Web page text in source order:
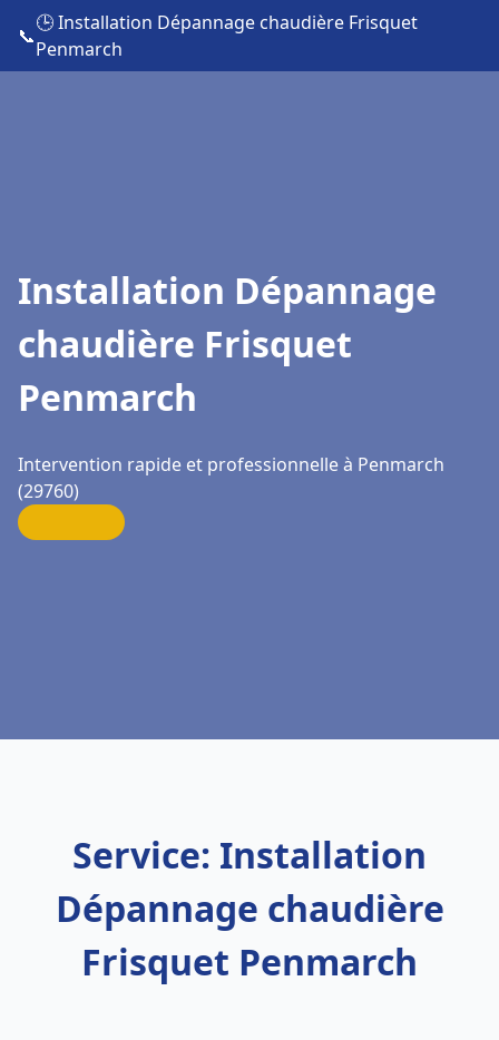
📞
🕒 Installation Dépannage chaudière Frisquet
Penmarch
Installation Dépannage
chaudière Frisquet
Penmarch
Intervention rapide et professionnelle à Penmarch
(29760)
Service: Installation
Dépannage chaudière
Frisquet Penmarch